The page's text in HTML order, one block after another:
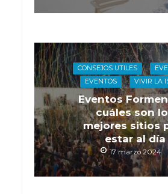
CONSEJOS UTILES
EVENTOS
VIVIR LA
Eventos
cuáles son
mejores sitios
estar al día
17 marzo 2024